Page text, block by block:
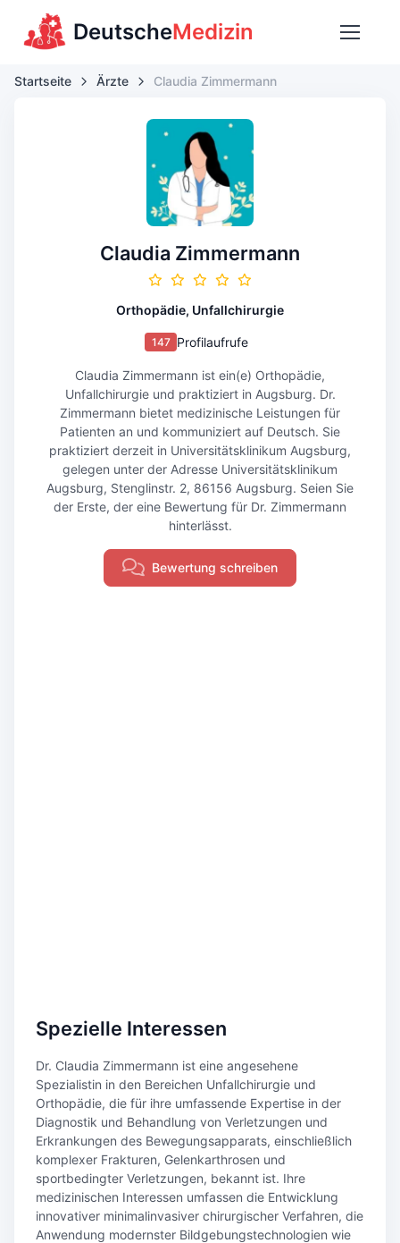
DeutscheMedizin
Startseite Ärzte Claudia Zimmermann
Claudia Zimmermann
Orthopädie, Unfallchirurgie
147 Profilaufrufe
Claudia Zimmermann ist ein(e) Orthopädie,
Unfallchirurgie und praktiziert in Augsburg. Dr.
Zimmermann bietet medizinische Leistungen für
Patienten an und kommuniziert auf Deutsch. Sie
praktiziert derzeit in Universitätsklinikum Augsburg,
gelegen unter der Adresse Universitätsklinikum
Augsburg, Stenglinstr. 2, 86156 Augsburg. Seien Sie
der Erste, der eine Bewertung für Dr. Zimmermann
hinterlässt.
Bewertung schreiben
Spezielle Interessen
Dr. Claudia Zimmermann ist eine angesehene
Spezialistin in den Bereichen Unfallchirurgie und
Orthopädie, die für ihre umfassende Expertise in der
Diagnostik und Behandlung von Verletzungen und
Erkrankungen des Bewegungsapparats, einschließlich
komplexer Frakturen, Gelenkarthrosen und
sportbedingter Verletzungen, bekannt ist. Ihre
medizinischen Interessen umfassen die Entwicklung
innovativer minimalinvasiver chirurgischer Verfahren, die
Anwendung modernster Bildgebungstechnologien wie